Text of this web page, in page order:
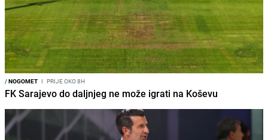
/NOGOMET I PRIJE OKO 8H
FK Sarajevo do daljnjeg ne može igrati na Koševu